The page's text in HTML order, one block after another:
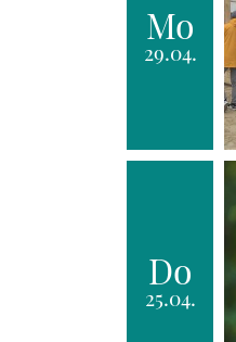
Mo
29.04.
Do
25.04.